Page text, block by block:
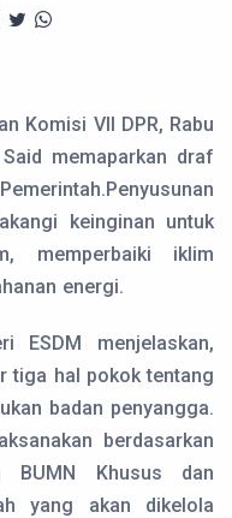
Komisi VII DPR, Rabu
memaparkan draf
keinginan untuk
memperbaiki iklim
energi.
ESDM menjelaskan,
tiga hal pokok tentang
badan penyangga.
berdasarkan
BUMN Khusus dan
yang akan dikelola